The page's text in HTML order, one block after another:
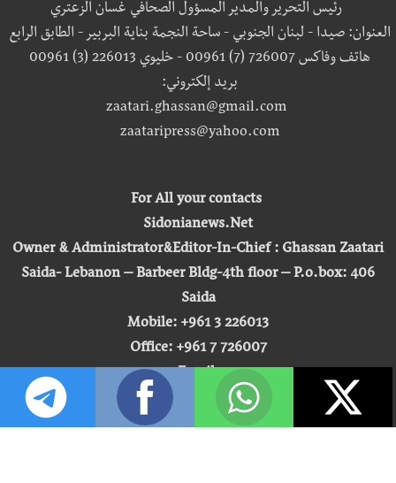
رئيس التحرير والمدير المسؤول الصحافي غسان الزعتري
العنوان: صيدا - لبنان الجنوبي - ساحة النجمة بناية البربير - الطابق الرابع
هاتف وفاكس 726007 (7) 00961 - خليوي 226013 (3) 00961
بريد إلكتروني:
zaatari.ghassan@gmail.com
zaataripress@yahoo.com
For All your contacts
Sidonianews.Net
Owner & Administrator&Editor-In-Chief : Ghassan Zaatari
Saida- Lebanon – Barbeer Bldg-4th floor – P.o.box: 406
Saida
Mobile: +961 3 226013
Office: +961 7 726007
zaatari.ghassan@gmail.com
zaataripress@yahoo.com